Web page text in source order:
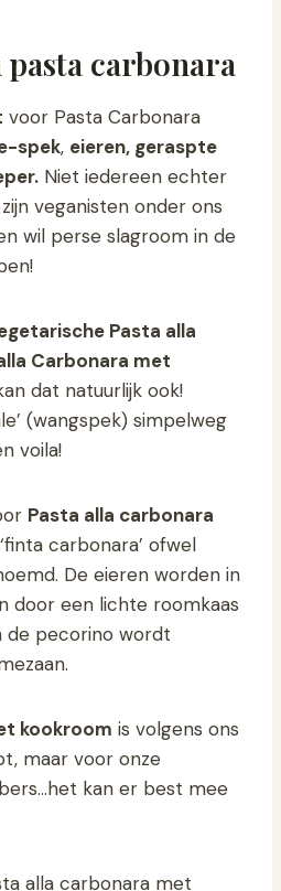
carbonara
voor Pasta Carbonara
spek, eieren, geraspte
Niet iedereen echter
veganisten onder ons
wil perse slagroom in de
Pasta alla
Carbonara met
dat natuurlijk ook!
(wangspek) simpelweg
voila!
Pasta alla carbonara
carbonara’ ofwel
De eieren worden in
door een lichte roomkaas
de pecorino wordt
kookroom is volgens ons
maar voor onze
kan er best mee
alla carbonara met